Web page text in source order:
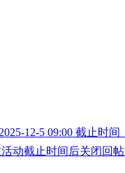
12-5 09:00 截止时间
动截止时间后关闭回